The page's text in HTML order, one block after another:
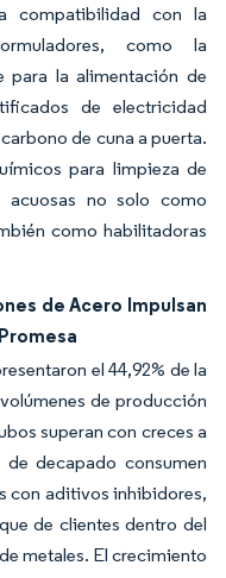
compatibilidad con la
como la
para la alimentación de
de electricidad
de cuna a puerta.
para limpieza de
acuosas no solo como
como habilitadoras
de Acero Impulsan
el 44,92% de la
de producción
superan con creces a
decapado consumen
con aditivos inhibidores,
de clientes dentro del
metales. El crecimiento